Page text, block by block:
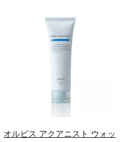
シュが目安）ミストを塗布後、肌に
触れずに乾くまでそのままお待ちく
望の敏感肌用保湿スキンケアライン
「オルビス アクアニスト」。乾燥
敏感スランプの原因にアプローチす
る持続型トリプルアミノ酸(*4)を配
異物として排出されにくく、肌にと
どまってうるおいを蓄えてくれま
す。刺激を受けやすくなった角層を
うるおいで満たし、脱・敏感肌を目
指します。無油分・無着色・無香
オルビス アクアニスト ウォッ